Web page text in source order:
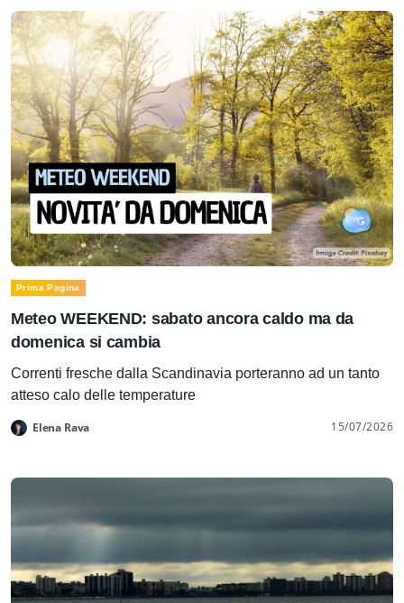
Prima Pagina
Meteo WEEKEND: sabato ancora caldo ma da
domenica si cambia
Correnti fresche dalla Scandinavia porteranno ad un tanto
atteso calo delle temperature
Elena Rava 15/07/2026